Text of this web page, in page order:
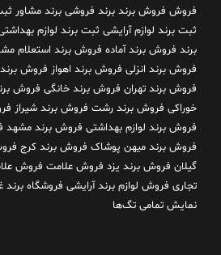
فروش فروش برند برند فروشی برند مشاور
ثبت برند لوازم آرایشی ثبت برند لوازم
برند فروش برند آماده فروش برند استعلام
فروش برند انزلی فروش برند اهواز فروش برند
فروش برند تهران فروش برند خانگی فروش
خوراکی فروش برند رشت فروش برند شیراز
فروش برند لوازم بهداشتی فروش برند مشهد
فروش برند میهن پوشاک فروش برند کرج
گیلان فروش برند یزد فروش علامت فروش
تجاری فروش لوازم برند آرایشی فروشگاه برند
نمایش تمامی تگ‌ها